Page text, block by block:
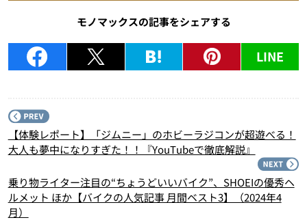
モノマックスの記事をシェアする
LINE
【体験レポート】「ジムニー」のホビーラジコンが超遊べる！
大人も夢中になりすぎた！！『YouTubeで徹底解説』
乗り物ライター注目の“ちょうどいいバイク”、SHOEIの優秀ヘ
ルメット ほか【バイクの人気記事 月間ベスト3】（2024年4
月）